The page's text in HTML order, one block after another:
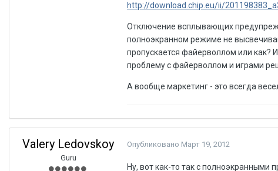
http://download.chip.eu/ii/
Отключение всплывающих
полноэкранном режиме не
пропускается файерволлом или как?
проблему с файерволлом и играми
А вообще маркетинг - это всегда
Valery Ledovskoy
Guru
Опубликовано Март 19, 2012
Ну, вот как-то так с полноэкранными